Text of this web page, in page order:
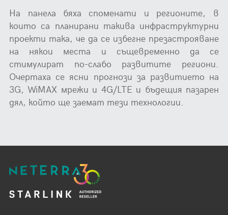
На панела бяха споменати и регионите, в
които са планирани такива инфраструктурни
проекти така, че да се избегне презастрояване
на някои места и същевременно да се
стимулират по-слабо развитите региони.
Очертаха се ясни прогнози за развитието на
3G, WiMAX мрежи и 4G/LTE и бъдещия пазарен
дял, който ще заемат тези технологии.